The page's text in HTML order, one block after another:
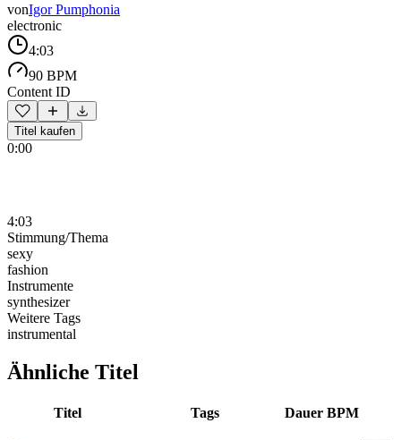
vonIgor Pumphonia
electronic
4:03
90 BPM
Content ID
Titel kaufen
0:00
4:03
Stimmung/Thema
sexy
fashion
Instrumente
synthesizer
Weitere Tags
instrumental
Ähnliche Titel
Titel Tags Dauer BPM